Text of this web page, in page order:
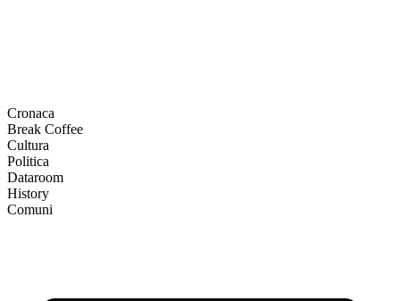
Cronaca
Break Coffee
Cultura
Politica
Dataroom
History
Comuni